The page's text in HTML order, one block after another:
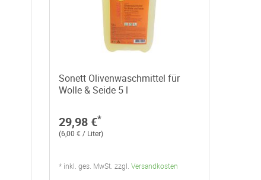
Sonett Olivenwaschmittel für
Wolle & Seide 5 l
29,98 €*
(6,00 € / Liter)
* inkl. ges. MwSt. zzgl. Versandkosten